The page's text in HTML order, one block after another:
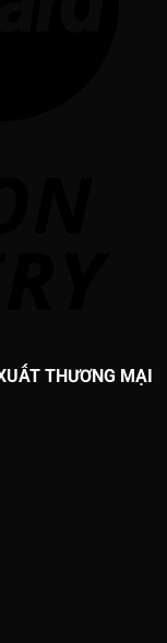
THƯƠNG MẠI